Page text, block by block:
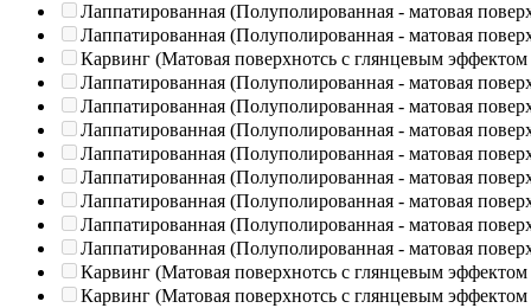
Лаппатированная (Полуполированная - матовая
Лаппатированная (Полуполированная - матовая
Карвинг (Матовая поверхнотсь с глянцевым эффектом
Лаппатированная (Полуполированная - матовая
Лаппатированная (Полуполированная - матовая
Лаппатированная (Полуполированная - матовая
Лаппатированная (Полуполированная - матовая
Лаппатированная (Полуполированная - матовая
Лаппатированная (Полуполированная - матовая
Лаппатированная (Полуполированная - матовая
Лаппатированная (Полуполированная - матовая
Карвинг (Матовая поверхнотсь с глянцевым эффектом
Карвинг (Матовая поверхнотсь с глянцевым эффектом